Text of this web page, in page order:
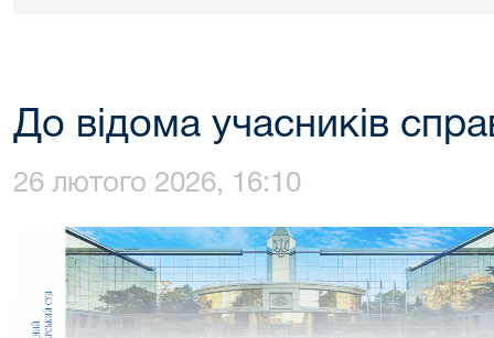
До відома учасників
26 лютого 2026, 16:10